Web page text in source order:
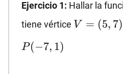
Ejercicio 1: Hallar la
tiene vértice V=
V = (5, 7)
P (−7, 1)